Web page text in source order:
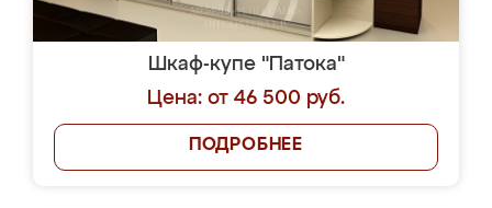
Шкаф-купе "Патока"
Цена: от 46 500 руб.
ПОДРОБНЕЕ